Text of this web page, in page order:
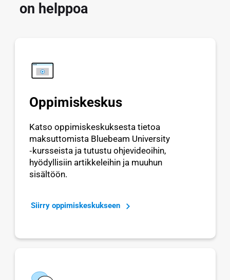
on helppoa
Oppimiskeskus
Katso oppimiskeskuksesta tietoa
maksuttomista Bluebeam University
‑kursseista ja tutustu ohjevideoihin,
hyödyllisiin artikkeleihin ja muuhun
sisältöön.
Siirry oppimiskeskukseen